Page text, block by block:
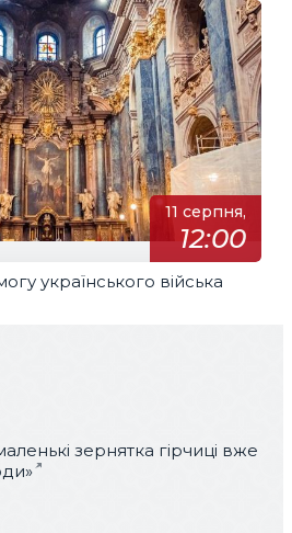
11 серпня,
12:00
українського війська
зернятка гірчиці вже